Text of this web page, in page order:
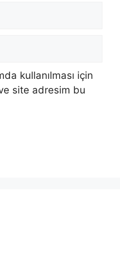
kullanılması için
site adresim bu